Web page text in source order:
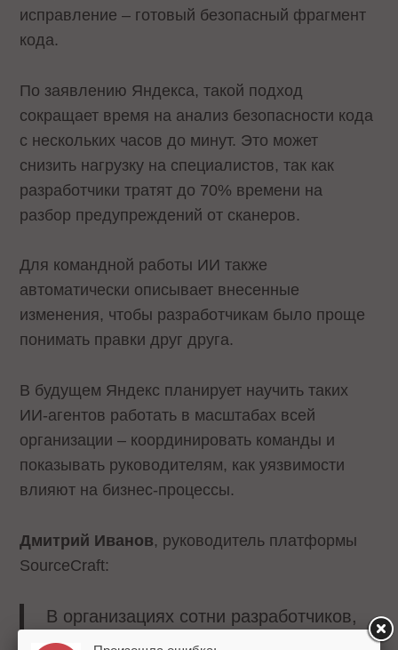
исправление – готовый безопасный фрагмент
кода.
По заявлению Яндекса, такой подход
сокращает время на анализ безопасности кода
с нескольких часов до минут. Это может
снизить нагрузку на специалистов, так как
разработчики тратят до 70% времени на
разбор предупреждений от сканеров.
Для командной работы ИИ также
автоматически описывает внесенные
изменения, чтобы разработчикам было проще
понимать правки друг друга.
В будущем Яндекс планирует научить таких
ИИ-агентов работать в масштабах всей
организации – координировать команды и
показывать руководителям, как уязвимости
влияют на бизнес-процессы.
Дмитрий Иванов, руководитель платформы
SourceCraft:
В организациях сотни разработчиков,
десятки команд, тысячи репозиториев